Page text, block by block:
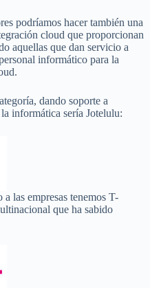
podríamos hacer también una
cloud que proporcionan
aquellas que dan servicio a
informático para la
dando soporte a
informática sería Jotelulu:
las empresas tenemos T-
que ha sabido